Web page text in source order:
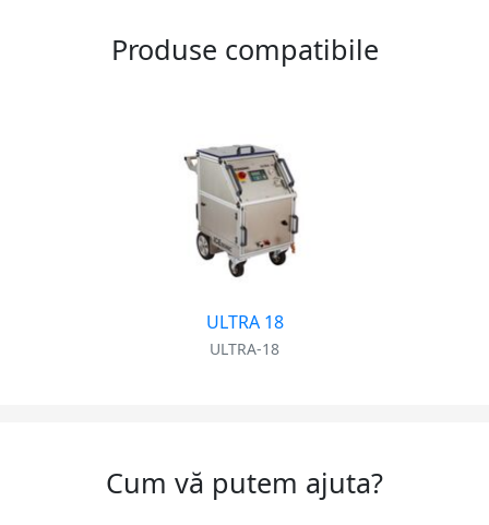
Produse compatibile
ULTRA 18
ULTRA-18
Cum vă putem ajuta?